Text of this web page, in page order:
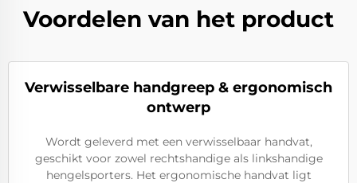
Voordelen van het product
Verwisselbare handgreep & ergonomisch
ontwerp
Wordt geleverd met een verwisselbaar handvat,
geschikt voor zowel rechtshandige als linkshandige
hengelsporters. Het ergonomische handvat ligt